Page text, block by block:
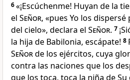
6«¡Escúchenme! Huyan de la
el Señor, «pues Yo los
del cielo», declara el Señor. 7
la hija de Babilonia, escápate! 8
Señorde los ejércitos, cuya
contra las naciones que los
que los toca, toca la niña de Su